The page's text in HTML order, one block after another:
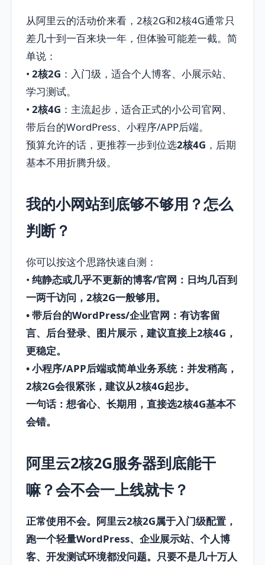
从阿里云的活动价来看，2核2G和2核4G通常只
差几十到一百来块一年，但体验可能差一截。简
单说：
• 2核2G ：入门级，适合个人博客、小展示站、
学习测试。
• 2核4G ：主流起步，适合正式的小公司官网、
带后台的WordPress、小程序/APP后端。
预算允许的话，更推荐一步到位选2核4G ，后期
基本不用折腾升级。
我的小网站到底够不够用？怎么
判断？
你可以按这个思路快速自测：
• 纯静态或几乎不更新的博客/官网 ：日均几百到
一两千访问，2核2G一般够用。
•带后台的WordPress/企业官网 ：有访客留
言、后台登录、图片展示，建议直接上2核4G ，
更稳定。
•小程序/APP后端或简单业务系统：并发稍高，
2核2G会很紧张，建议从2核4G起步。
一句话：想省心、长期用，直接选2核4G基本不
会错。
阿里云2核2G服务器到底能干
嘛？会不会一上线就卡？
正常使用不会。阿里云2核2G属于入门级配置，
跑一个轻量WordPress、企业展示站、个人博
客、开发测试环境都没问题。只要不是几十万人